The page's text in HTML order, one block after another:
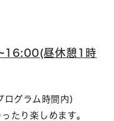
昼休憩1時
ログラム時間内)
たり楽しめます。